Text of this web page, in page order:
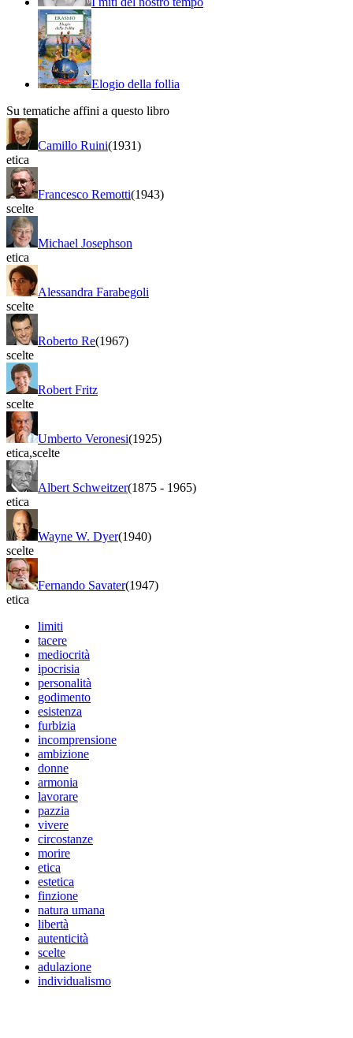
Elogio della follia
Su tematiche affini a questo libro
Camillo Ruini(1931)
etica
Francesco Remotti(1943)
scelte
Michael Josephson
etica
Alessandra Farabegoli
scelte
Roberto Re(1967)
scelte
Robert Fritz
scelte
Umberto Veronesi(1925)
etica,scelte
Albert Schweitzer(1875 - 1965)
etica
Wayne W. Dyer(1940)
scelte
Fernando Savater(1947)
etica
limiti
tacere
mediocrità
ipocrisia
personalità
godimento
esistenza
furbizia
incomprensione
ambizione
donne
armonia
lavorare
pazzia
vivere
circostanze
morire
etica
estetica
finzione
natura umana
libertà
autenticità
scelte
adulazione
individualismo